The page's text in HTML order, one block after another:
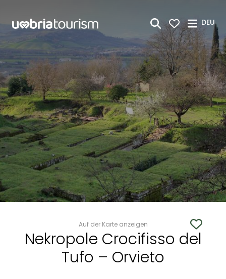
DEU
Auf der Karte anzeigen
Nekropole Crocifisso del
Tufo – Orvieto